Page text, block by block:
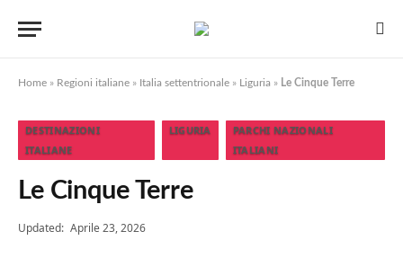
Home » Regioni italiane » Italia settentrionale » Liguria » Le Cinque Terre
DESTINAZIONI
ITALIANE
LIGURIA
PARCHI NAZIONALI
ITALIANI
Le Cinque Terre
Updated: Aprile 23, 2026